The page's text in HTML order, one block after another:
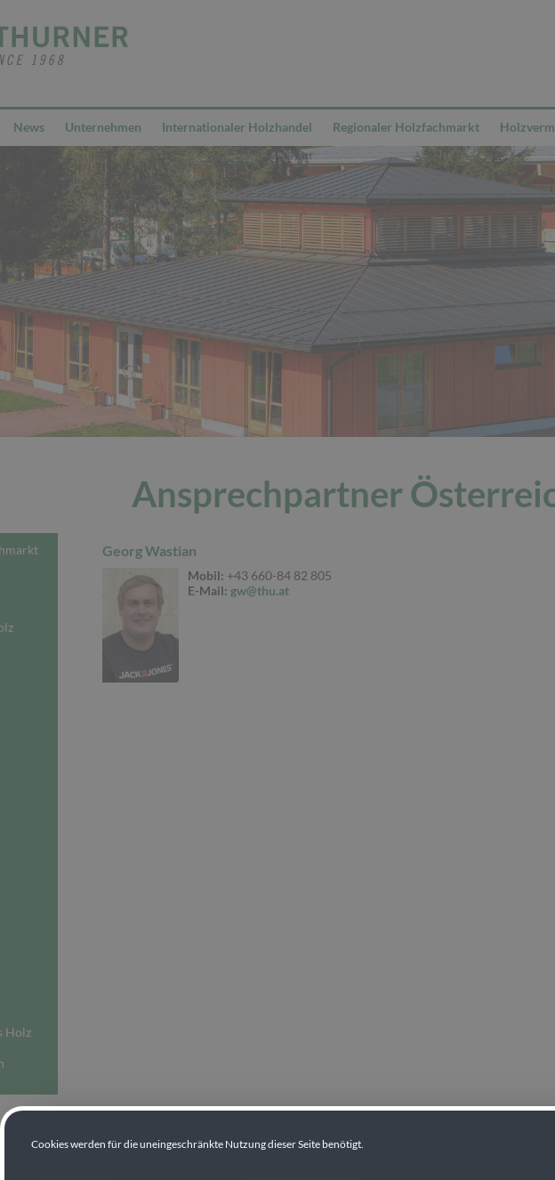
News Unternehmen Internationaler Holzhandel Regionaler Holzfachmarkt
Ansprechpartner
Holz
Georg Wastian
Mobil: +43 660-84 82 805
E-Mail: gw@thu.at
Cookies werden für die uneingeschränkte Nutzung dieser Seite benötigt.